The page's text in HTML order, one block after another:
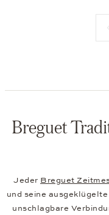
Breguet
Jeder Breguet
und seine
unschlagbare